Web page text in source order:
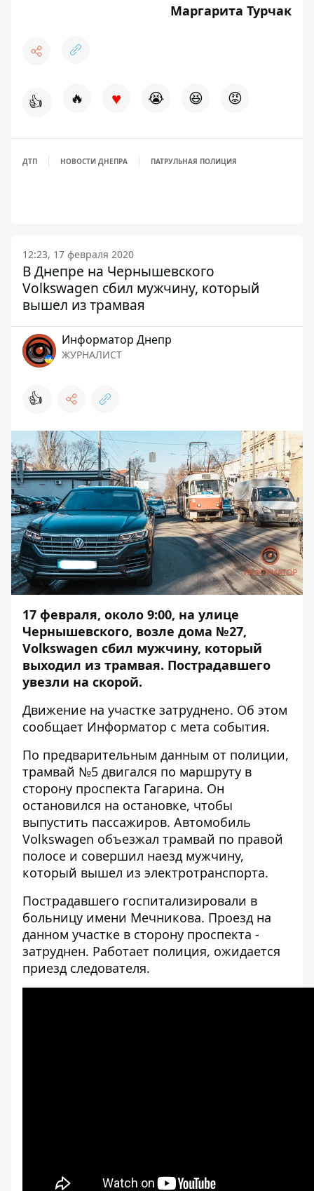
Маргарита Турчак
👍 🔥 ♥ 😭 😆 😡
ДТП НОВОСТИ ДНЕПРА ПАТРУЛЬНАЯ ПОЛИЦИЯ
12:23, 17 февраля 2020
В Днепре на Чернышевского
Volkswagen сбил мужчину, который
вышел из трамвая
Информатор Днепр
ЖУРНАЛИСТ
👍
17 февраля, около 9:00, на улице
Чернышевского, возле дома №27,
Volkswagen сбил мужчину, который
выходил из трамвая. Пострадавшего
увезли на скорой.
Движение на участке затруднено. Об этом
сообщает Информатор с мета события.
По предварительным данным от полиции,
трамвай №5 двигался по маршруту в
сторону проспекта Гагарина. Он
остановился на остановке, чтобы
выпустить пассажиров. Автомобиль
Volkswagen объезжал трамвай по правой
полосе и совершил наезд мужчину,
который вышел из электротранспорта.
Пострадавшего госпитализировали в
больницу имени Мечникова. Проезд на
данном участке в сторону проспекта -
затруднен. Работает полиция, ожидается
приезд следователя.